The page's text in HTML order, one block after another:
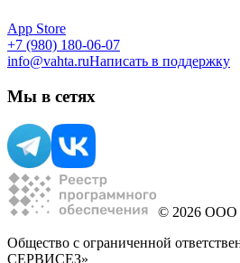
App Store
+7 (980) 180-06-07
info@vahta.ruНаписать в поддержку
Мы в сетях
© 2026
Общество с ограниченной
СЕРВИСЕЗ»